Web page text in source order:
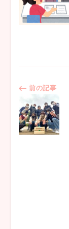
投
稿
ナ
前の記事